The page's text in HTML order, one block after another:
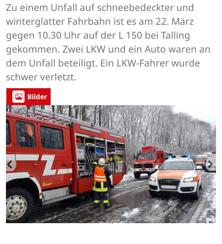
Zu einem Unfall auf schneebedeckter und
winterglatter Fahrbahn ist es am 22. März
gegen 10.30 Uhr auf der L 150 bei Talling
gekommen. Zwei LKW und ein Auto waren an
dem Unfall beteiligt. Ein LKW-Fahrer wurde
schwer verletzt.
Bilder